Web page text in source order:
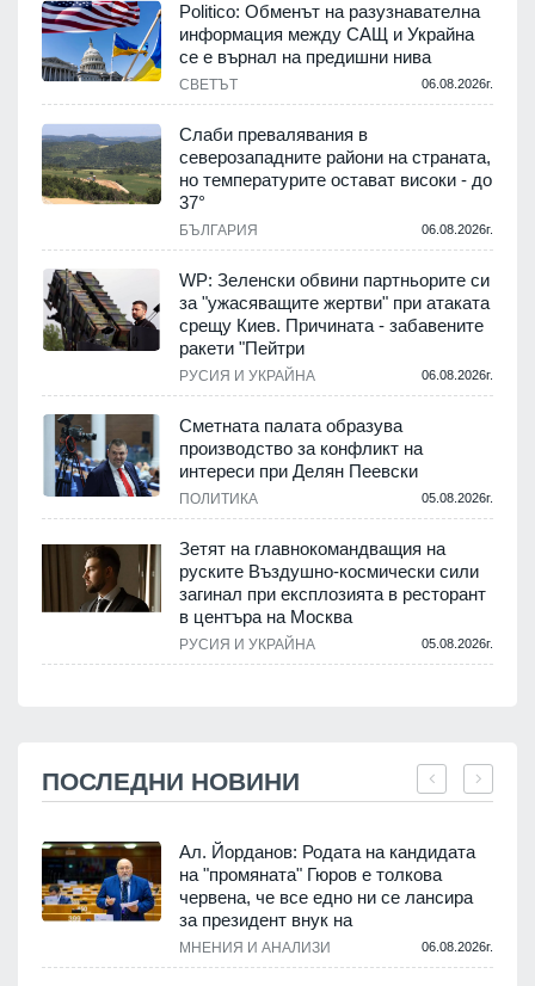
Politico: Обменът на разузнавателна
информация между САЩ и Украйна
се е върнал на предишни нива
СВЕТЪТ 06.08.2026г.
Слаби превалявания в
северозападните райони на страната,
но температурите остават високи - до
37°
БЪЛГАРИЯ 06.08.2026г.
WP: Зеленски обвини партньорите си
за "ужасяващите жертви" при атаката
срещу Киев. Причината - забавените
ракети "Пейтри
РУСИЯ И УКРАЙНА 06.08.2026г.
Сметната палата образува
производство за конфликт на
интереси при Делян Пеевски
ПОЛИТИКА 05.08.2026г.
Зетят на главнокомандващия на
руските Въздушно-космически сили
загинал при експлозията в ресторант
в центъра на Москва
РУСИЯ И УКРАЙНА 05.08.2026г.
ПОСЛЕДНИ НОВИНИ
Ал. Йорданов: Родата на кандидата
на "промяната" Гюров е толкова
червена, че все едно ни се лансира
за президент внук на
МНЕНИЯ И АНАЛИЗИ 06.08.2026г.